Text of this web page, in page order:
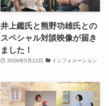
井上鑑氏と熊野功雄氏との
スペシャル対談映像が届き
ました！
2026年5月22日 インフォメーション